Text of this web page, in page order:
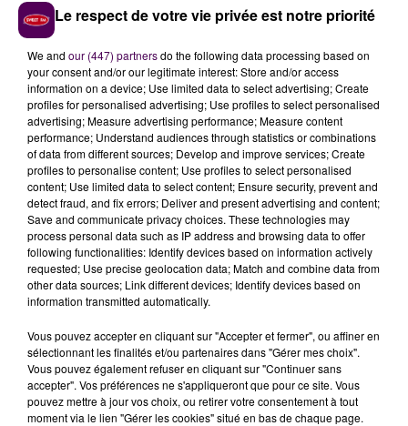
Kids !
Gagnez vos entrées pour Papéa Parc !
DERNIERS TITRES
10h12
10h12 10h10
10h10 10h07
10h07
Le respect de votre vie privée est notre priorité
We and our (447) partnersdo the following data processing based on
your consent and/or our legitimate interest: Store and/or access
information on a device; Use limited data to select advertising; Create
profiles for personalised advertising; Use profiles to select personalised
advertising; Measure advertising performance; Measure content
performance; Understand audiences through statistics or combinations
of data from different sources; Develop and improve services; Create
profiles to personalise content; Use profiles to select personalised
content; Use limited data to select content; Ensure security, prevent and
detect fraud, and fix errors; Deliver and present advertising and content;
Save and communicate privacy choices. These technologies may
process personal data such as IP address and browsing data to offer
following functionalities: Identify devices based on information actively
requested; Use precise geolocation data; Match and combine data from
other data sources; Link different devices; Identify devices based on
information transmitted automatically.
Vous pouvez accepter en cliquant sur "Accepter et fermer", ou affiner en
sélectionnant les finalités et/ou partenaires dans "Gérer mes choix".
Vous pouvez également refuser en cliquant sur "Continuer sans
accepter". Vos préférences ne s'appliqueront que pour ce site. Vous
pouvez mettre à jour vos choix, ou retirer votre consentement à tout
moment via le lien "Gérer les cookies" situé en bas de chaque page.